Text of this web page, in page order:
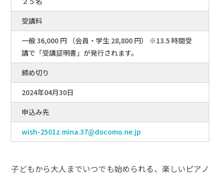
受講料
一般 36,000 円 （会員・学生 28,800 円） ※13.5 時間受
講で「受講証明書」が発行されます。
締め切り
2024年04月30日
申込み先
wish-2501z.mina.37@docomo.ne.jp
子どもから大人までいつでも始められる、楽しいピアノ